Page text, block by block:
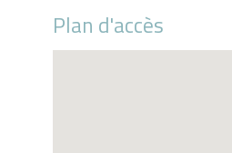
Plan d'accès